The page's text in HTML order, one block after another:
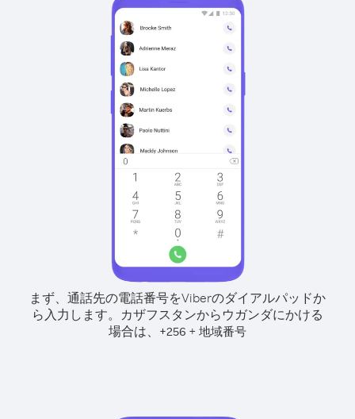
まず、通話先の電話番号をViberのダイアルパッドか
ら入力します。 カザフスタンからウガンダにかける
場合は、 +256 + 地域番号